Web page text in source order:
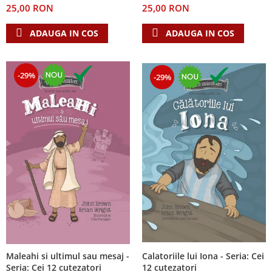
Teologie
A doua venire
Dogmatica
Istoria Bisericii
Misiune
Viata crestina
Contemporaneitate
Devotional
Diverse
Lupta Spirituala
Schimbarea caracterului
Slujire
Suferinta
Viata din belsug
Viata de zi cu zi
25,00 RON
ADAUGA IN COS
25,00 RON
ADAUGA IN COS
-29%
Maleahi si ultimul sau mesaj -
Seria: Cei 12 cutezatori
-29%
Calatoriile lui Iona - Seria: Cei
12 cutezatori